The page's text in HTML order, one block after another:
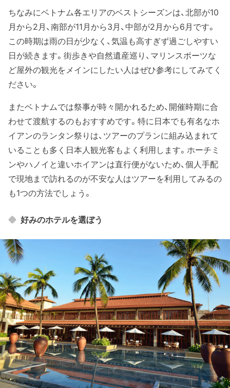
ちなみにベトナム各エリアのベストシーズンは、北部が10
月から2月、南部が11月から3月、中部が2月から6月です。
この時期は雨の日が少なく、気温も高すぎず過ごしやすい
日が続きます。街歩きや自然遺産巡り、マリンスポーツな
ど屋外の観光をメインにしたい人はぜひ参考にしてみてく
ださい。
またベトナムでは祭事が時々開かれるため、開催時期に合
わせて渡航するのもおすすめです。特に日本でも有名なホ
イアンのランタン祭りは、ツアーのプランに組み込まれて
いることも多く日本人観光客もよく利用します。ホーチミ
ンやハノイと違いホイアンは直行便がないため、個人手配
で現地まで訪れるのが不安な人はツアーを利用してみるの
も1つの方法でしょう。
好みのホテルを選ぼう